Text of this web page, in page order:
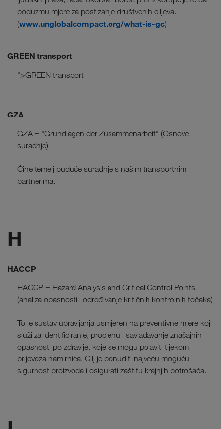
poduzmu mjere za postizanje društvenih ciljeva.
(www.unglobalcompact.org/what-is-gc)
GREEN transport
">GREEN transport
GZA
GZA = "Grundlagen der Zusammenarbeit" (Osnove
suradnje)
Čine temelj buduće suradnje s našim transportnim
partnerima.
H
HACCP
HACCP = Hazard Analysis and Critical Control Points
(analiza opasnosti i određivanje kritičnih kontrolnih točaka)
To je sustav upravljanja usmjeren na preventivne mjere koji
služi za identificiranje, procjenu i savladavanje značajnih
opasnosti po zdravlje. koje se mogu pojaviti tijekom
prijevoza namirnica. Cilj je ponuditi najveću moguću
sigurnost proizvoda i osigurati zaštitu krajnjih potrošača.